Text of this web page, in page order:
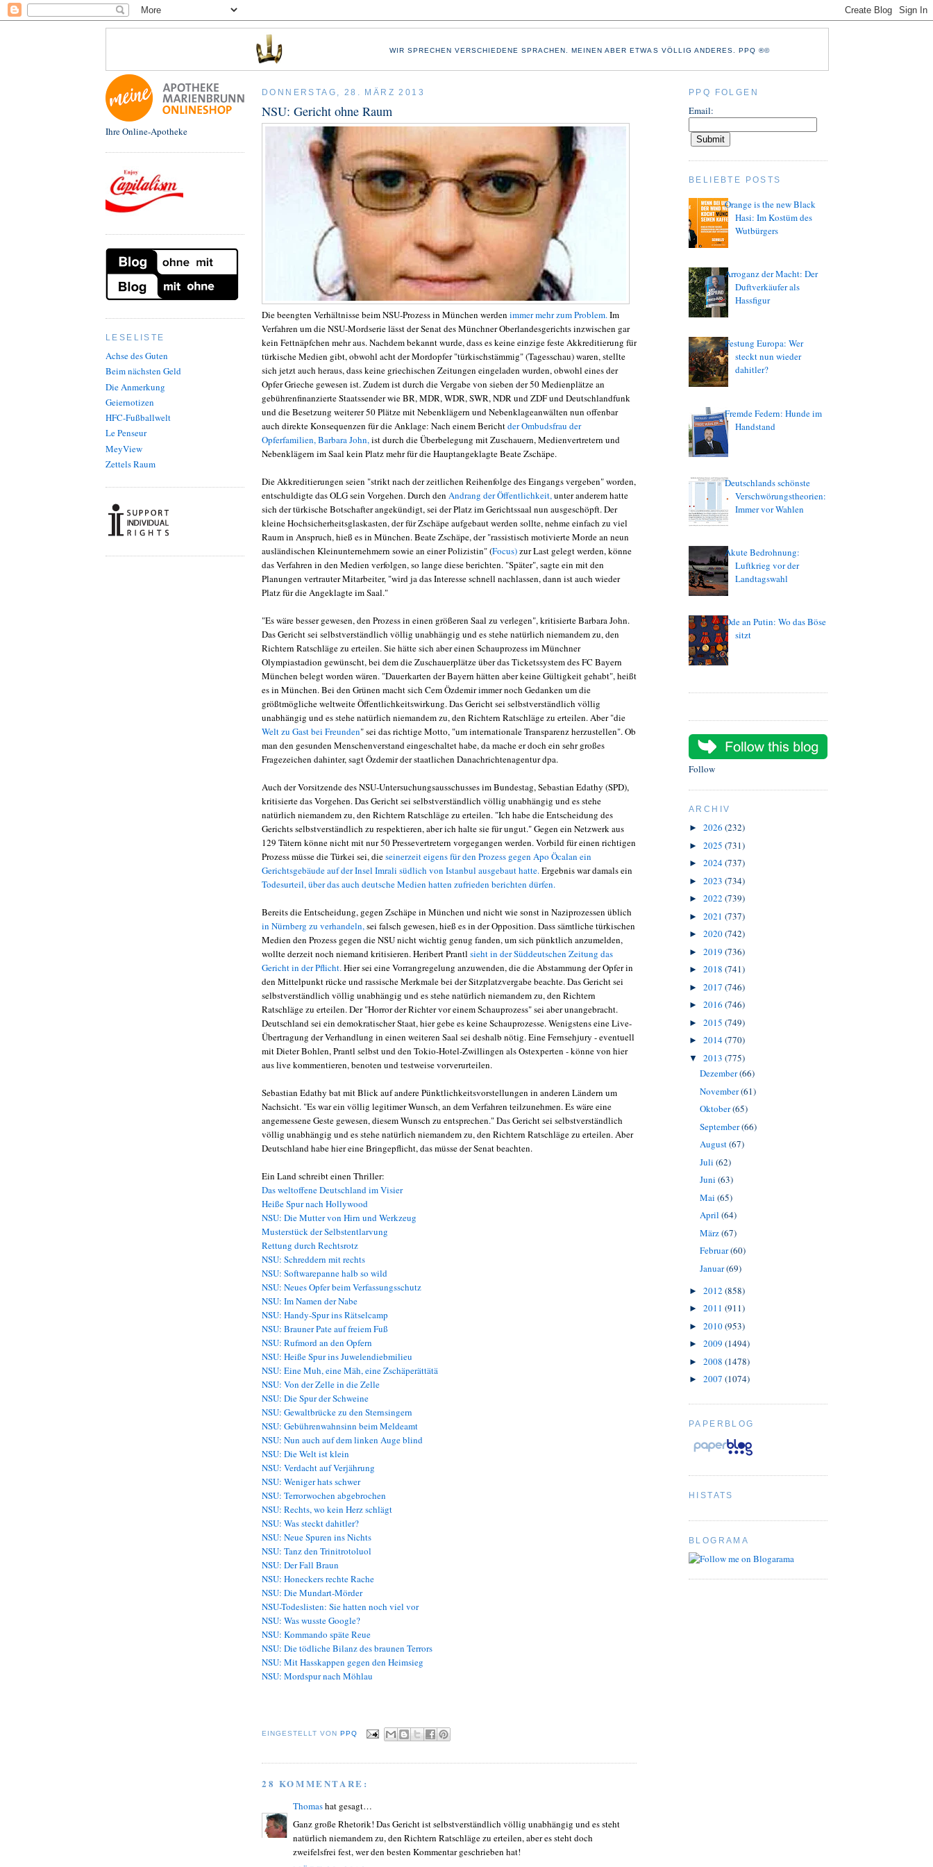
WIR SPRECHEN VERSCHIEDENE SPRACHEN. MEINEN ABER ETWAS VÖLLIG ANDERES. PPQ ®©
Ihre Online-Apotheke
LESELISTE
Achse des Guten
Beim nächsten Geld
Die Anmerkung
Geiernotizen
HFC-Fußballwelt
Le Penseur
MeyView
Zettels Raum
DONNERSTAG, 28. MÄRZ 2013
NSU: Gericht ohne Raum
Die beengten Verhältnisse beim NSU-Prozess in München werden immer mehr zum Problem. Im
Verfahren um die NSU-Mordserie lässt der Senat des Münchner Oberlandesgerichts inzwischen gar
kein Fettnäpfchen mehr aus. Nachdem bekannt wurde, dass es keine einzige feste Akkreditierung für
türkische Medien gibt, obwohl acht der Mordopfer "türkischstämmig" (Tagesschau) waren, stellte
sich jetzt auch heraus, dass keine griechischen Zeitungen eingeladen wurden, obwohl eines der
Opfer Grieche gewesen ist. Zudem ist durch die Vergabe von sieben der 50 Medienplätze an
gebührenfinanzierte Staatssender wie BR, MDR, WDR, SWR, NDR und ZDF und Deutschlandfunk
und die Besetzung weiterer 50 Plätze mit Nebenklägern und Nebenklageanwälten nun offenbar
auch direkte Konsequenzen für die Anklage: Nach einem Berichtder Ombudsfrau der
Opferfamilien, Barbara John, ist durch die Überbelegung mit Zuschauern, Medienvertretern und
Nebenklägern im Saal kein Platz mehr für die Hauptangeklagte Beate Zschäpe.
Die Akkreditierungen seien "strikt nach der zeitlichen Reihenfolge des Eingangs vergeben" worden,
entschuldigte das OLG sein Vorgehen. Durch den Andrang der Öffentlichkeit, unter anderem hatte
sich der türkische Botschafter angekündigt, sei der Platz im Gerichtssaal nun ausgeschöpft. Der
kleine Hochsicherheitsglaskasten, der für Zschäpe aufgebaut werden sollte, nehme einfach zu viel
Raum in Anspruch, hieß es in München. Beate Zschäpe, der "rassistisch motivierte Morde an neun
ausländischen Kleinunternehmern sowie an einer Polizistin" (Focus)zur Last gelegt werden, könne
das Verfahren in den Medien verfolgen, so lange diese berichten. "Später", sagte ein mit den
Planungen vertrauter Mitarbeiter, "wird ja das Interesse schnell nachlassen, dann ist auch wieder
Platz für die Angeklagte im Saal."
"Es wäre besser gewesen, den Prozess in einen größeren Saal zu verlegen", kritisierte Barbara John.
Das Gericht sei selbstverständlich völlig unabhängig und es stehe natürlich niemandem zu, den
Richtern Ratschläge zu erteilen. Sie hätte sich aber einen Schauprozess im Münchner
Olympiastadion gewünscht, bei dem die Zuschauerplätze über das Ticketssystem des FC Bayern
München belegt worden wären. "Dauerkarten der Bayern hätten aber keine Gültigkeit gehabt", heißt
es in München. Bei den Grünen macht sich Cem Özdemir immer noch Gedanken um die
größtmögliche weltweite Öffentlichkeitswirkung. Das Gericht sei selbstverständlich völlig
unabhängig und es stehe natürlich niemandem zu, den Richtern Ratschläge zu erteilen. Aber "die
Welt zu Gast bei Freunden" sei das richtige Motto, "um internationale Transparenz herzustellen". Ob
man den gesunden Menschenverstand eingeschaltet habe, da mache er doch ein sehr großes
Fragezeichen dahinter, sagt Özdemir der staatlichen Danachrichtenagentur dpa.
Auch der Vorsitzende des NSU-Untersuchungsausschusses im Bundestag, Sebastian Edathy (SPD),
kritisierte das Vorgehen. Das Gericht sei selbstverständlich völlig unabhängig und es stehe
natürlich niemandem zu, den Richtern Ratschläge zu erteilen. "Ich habe die Entscheidung des
Gerichts selbstverständlich zu respektieren, aber ich halte sie für ungut." Gegen ein Netzwerk aus
129 Tätern könne nicht mit nur 50 Pressevertretern vorgegangen werden. Vorbild für einen richtigen
Prozess müsse die Türkei sei, dieseinerzeit eigens für den Prozess gegen Apo Öcalan ein
Gerichtsgebäude auf der Insel Imrali südlich von Istanbul ausgebaut hatte. Ergebnis war damals ein
Todesurteil, über das auch deutsche Medien hatten zufrieden berichten dürfen.
Bereits die Entscheidung, gegen Zschäpe in München und nicht wie sonst in Naziprozessen üblich
in Nürnberg zu verhandeln, sei falsch gewesen, hieß es in der Opposition. Dass sämtliche türkischen
Medien den Prozess gegen die NSU nicht wichtig genug fanden, um sich pünktlich anzumelden,
wollte derzeit noch niemand kritisieren. Heribert Prantl sieht in der Süddeutschen Zeitung das
Gericht in der Pflicht. Hier sei eine Vorrangregelung anzuwenden, die die Abstammung der Opfer in
den Mittelpunkt rücke und rassische Merkmale bei der Sitzplatzvergabe beachte. Das Gericht sei
selbstverständlich völlig unabhängig und es stehe natürlich niemandem zu, den Richtern
Ratschläge zu erteilen. Der "Horror der Richter vor einem Schauprozess" sei aber unangebracht.
Deutschland sei ein demokratischer Staat, hier gebe es keine Schauprozesse. Wenigstens eine Live-
Übertragung der Verhandlung in einen weiteren Saal sei deshalb nötig. Eine Fernsehjury - eventuell
mit Dieter Bohlen, Prantl selbst und den Tokio-Hotel-Zwillingen als Ostexperten - könne von hier
aus live kommentieren, benoten und testweise vorverurteilen.
Sebastian Edathy bat mit Blick auf andere Pünktlichkeitsvorstellungen in anderen Ländern um
Nachsicht. "Es war ein völlig legitimer Wunsch, an dem Verfahren teilzunehmen. Es wäre eine
angemessene Geste gewesen, diesem Wunsch zu entsprechen." Das Gericht sei selbstverständlich
völlig unabhängig und es stehe natürlich niemandem zu, den Richtern Ratschläge zu erteilen. Aber
Deutschland habe hier eine Bringepflicht, das müsse der Senat beachten.
Ein Land schreibt einen Thriller:
Das weltoffene Deutschland im Visier
Heiße Spur nach Hollywood
NSU: Die Mutter von Hirn und Werkzeug
Musterstück der Selbstentlarvung
Rettung durch Rechtsrotz
NSU: Schreddern mit rechts
NSU: Softwarepanne halb so wild
NSU: Neues Opfer beim Verfassungsschutz
NSU: Im Namen der Nabe
NSU: Handy-Spur ins Rätselcamp
NSU: Brauner Pate auf freiem Fuß
NSU: Rufmord an den Opfern
NSU: Heiße Spur ins Juwelendiebmilieu
NSU: Eine Muh, eine Mäh, eine Zschäperättätä
NSU: Von der Zelle in die Zelle
NSU: Die Spur der Schweine
NSU: Gewaltbrücke zu den Sternsingern
NSU: Gebührenwahnsinn beim Meldeamt
NSU: Nun auch auf dem linken Auge blind
NSU: Die Welt ist klein
NSU: Verdacht auf Verjährung
NSU: Weniger hats schwer
NSU: Terrorwochen abgebrochen
NSU: Rechts, wo kein Herz schlägt
NSU: Was steckt dahitler?
NSU: Neue Spuren ins Nichts
NSU: Tanz den Trinitrotoluol
NSU: Der Fall Braun
NSU: Honeckers rechte Rache
NSU: Die Mundart-Mörder
NSU-Todeslisten: Sie hatten noch viel vor
NSU: Was wusste Google?
NSU: Kommando späte Reue
NSU: Die tödliche Bilanz des braunen Terrors
NSU: Mit Hasskappen gegen den Heimsieg
NSU: Mordspur nach Möhlau
EINGESTELLT VON PPQ
28 KOMMENTARE:
Thomashat gesagt…
Ganz große Rhetorik! Das Gericht ist selbstverständlich völlig unabhängig und es steht
natürlich niemandem zu, den Richtern Ratschläge zu erteilen, aber es steht doch
zweifelsfrei fest, wer den besten Kommentar geschrieben hat!
PPQ FOLGEN
Email:
BELIEBTE POSTS
Orange is the new Black
Hasi: Im Kostüm des
Wutbürgers
Arroganz der Macht: Der
Duftverkäufer als
Hassfigur
Festung Europa: Wer
steckt nun wieder
dahitler?
Fremde Federn: Hunde im
Handstand
Deutschlands schönste
Verschwörungstheorien:
Immer vor Wahlen
Akute Bedrohnung:
Luftkrieg vor der
Landtagswahl
Ode an Putin: Wo das Böse
sitzt
Follow
ARCHIV
► 2026 (232)
► 2025 (731)
► 2024(737)
► 2023 (734)
► 2022 (739)
► 2021 (737)
► 2020(742)
► 2019 (736)
► 2018 (741)
► 2017 (746)
► 2016 (746)
► 2015 (749)
► 2014(770)
▼ 2013 (775)
Dezember(66)
November(61)
Oktober(65)
September(66)
August(67)
Juli (62)
Juni (63)
Mai (65)
April (64)
März(67)
Februar(60)
Januar(69)
► 2012 (858)
► 2011 (911)
► 2010(953)
► 2009 (1494)
► 2008 (1478)
► 2007 (1074)
PAPERBLOG
HISTATS
BLOGRAMA